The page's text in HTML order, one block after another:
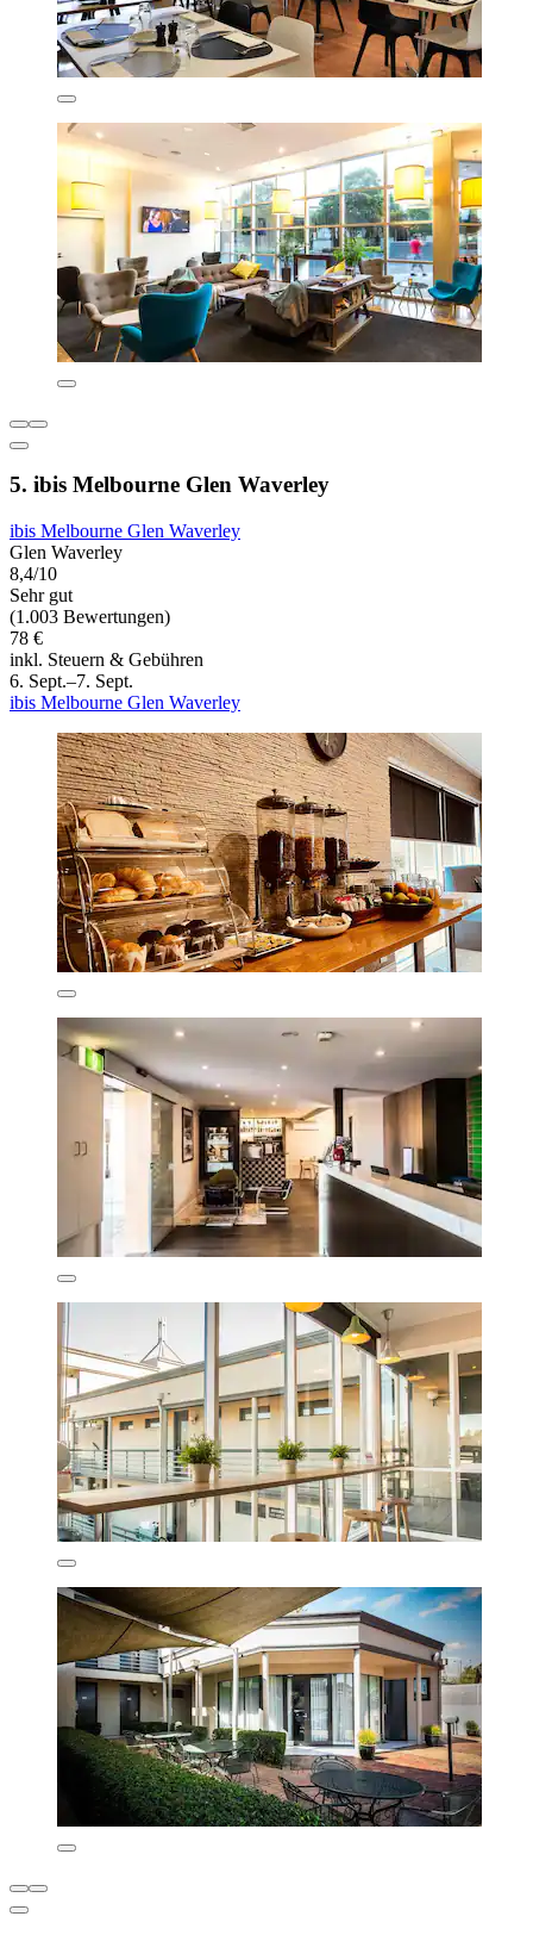
5. ibis Melbourne Glen Waverley
ibis Melbourne Glen Waverley
Glen Waverley
8,4/10
Sehr gut
(1.003 Bewertungen)
78 €
inkl. Steuern & Gebühren
6. Sept.–7. Sept.
ibis Melbourne Glen Waverley